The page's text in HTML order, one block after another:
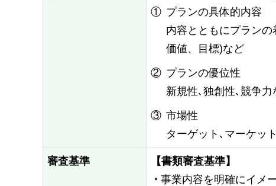
① プランの具体的内容
内容とともにプランの
価値、目標)など
② プランの優位性
新規性､独創性､競争
③ 市場性
ターゲット､マーケッ
審査基準
【書類審査基準】
事業内容を明確にイメ